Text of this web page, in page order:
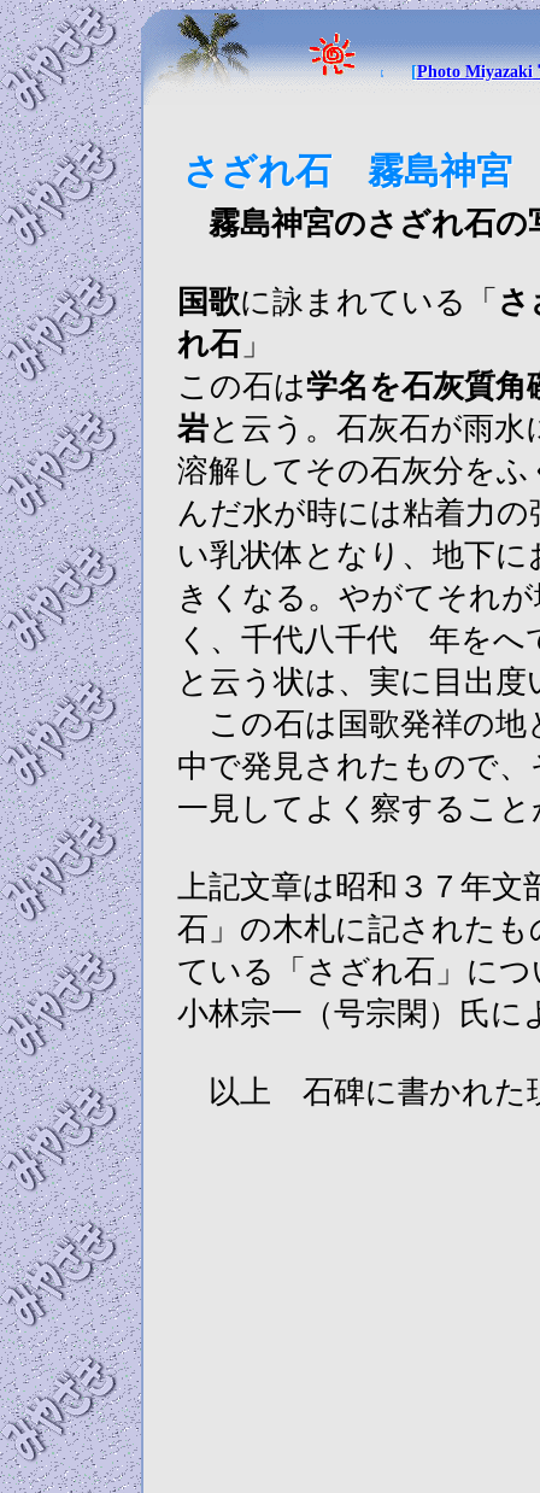
[Photo Miyazaki
さざれ石 霧島神宮
霧島神宮のさざれ石の
国歌に詠まれている「 さ
れ石」
この石は学名を石灰質角
岩と云う。石灰石が雨水
溶解してその石灰分をふ
んだ水が時には粘着力の
い乳状体となり、地下
きくなる。やがてそれ
く、千代八千代 年をへ
と云う状は、実に目出
この石は国歌発祥の地
中で発見されたもので
一見してよく察すること
上記文章は昭和３７年
石」の木札に記された
ている「さざれ石」に
小林宗一（号宗閑）氏
以上 石碑に書かれた